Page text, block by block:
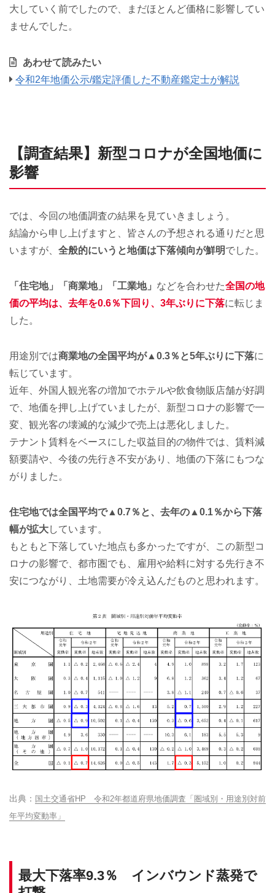
大していく前でしたので、まだほとんど価格に影響してい
ませんでした。
あわせて読みたい
令和2年地価公示/鑑定評価した不動産鑑定士が解説
【調査結果】新型コロナが全国地価に
影響
では、今回の地価調査の結果を見ていきましょう。
結論から申し上げますと、皆さんの予想される通りだと思
いますが、 全般的にいうと地価は下落傾向が鮮明でした。
「住宅地」「商業地」「工業地」 などを合わせた全国の地
価の平均は、去年を0.6％下回り、3年ぶりに下落に転じま
した。
用途別では商業地の全国平均が▲0.3％と5年ぶりに下落に
転じています。
近年、外国人観光客の増加でホテルや飲食物販店舗が好調
で、地価を押し上げていましたが、新型コロナの影響で一
変、観光客の壊滅的な減少で売上は悪化しました。
テナント賃料をベースにした収益目的の物件では、賃料減
額要請や、今後の先行き不安があり、地価の下落にもつな
がりました。
住宅地では全国平均で▲0.7％と、去年の▲0.1％から下落
幅が拡大しています。
もともと下落していた地点も多かったですが、この新型コ
ロナの影響で、都市圏でも、雇用や給料に対する先行き不
安につながり、土地需要が冷え込んだものと思われます。
国土交通省HP 令和2年都道府県地価調査「圏域別・用途別対前
年平均変動率」
最大下落率9.3％ インバウンド蒸発で